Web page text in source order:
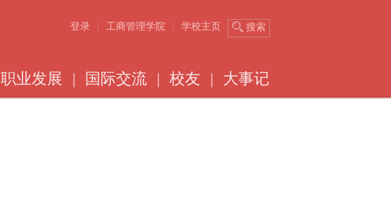
搜索
学校主页
工商管理学院
登录
职业发展 | 国际交流 | 校友 | 大事记